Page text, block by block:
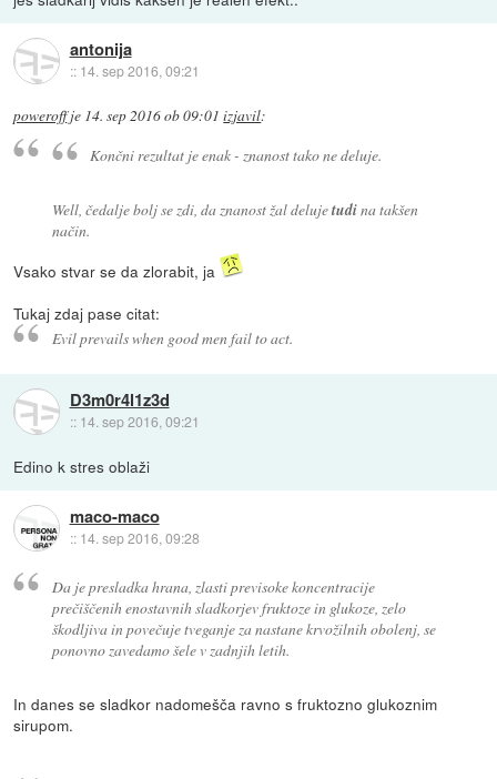
antonija
:: 14. sep 2016, 09:21
poweroffje 14. sep 2016 ob 09:01 izjavil:
Končni rezultat je enak - znanost tako ne deluje.
Well, čedalje bolj se zdi, da znanost žal delujetudina takšen
način.
Vsako stvar se da zlorabit, ja
Tukaj zdaj pase citat:
Evil prevails when good men fail to act.
D3m0r4l1z3d
:: 14. sep 2016, 09:21
Edino k stres oblaži
maco-maco
:: 14. sep 2016, 09:28
Da je presladka hrana, zlasti previsoke koncentracije
prečiščenih enostavnih sladkorjev fruktoze in glukoze, zelo
škodljiva in povečuje tveganje za nastane krvožilnih obolenj, se
ponovno zavedamo šele v zadnjih letih.
In danes se sladkor nadomešča ravno s fruktozno glukoznim
sirupom.